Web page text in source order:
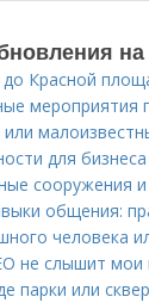
на
Красной
или
для
сооружения
общения:
человека
не слышит мои
парки или